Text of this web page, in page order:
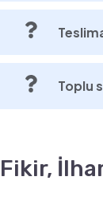
Toplu
Fikir,